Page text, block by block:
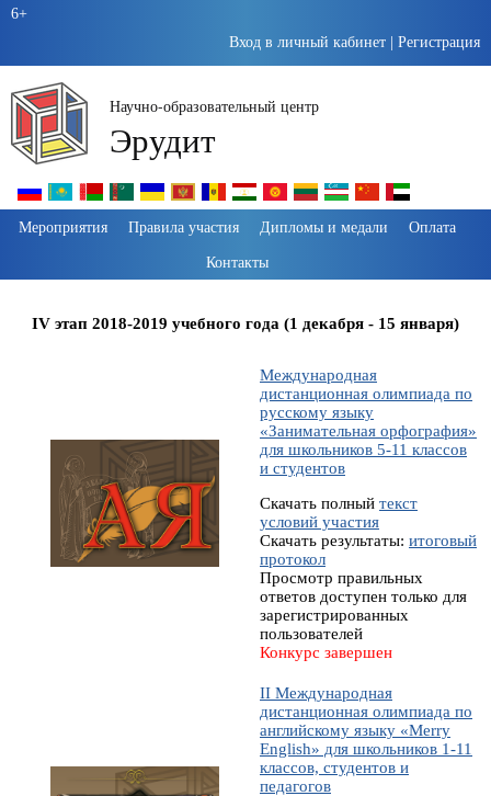
6+
Вход в личный кабинет
Регистрация
Научно-образовательный центр
Эрудит
Пропустить
навигацию
Мероприятия Правила участия Дипломы и медали
Оплата
Контакты
IV этап 2018-2019 учебного года (1 декабря - 15 января)
Международная
дистанционная олимпиада по
русскому языку
«Занимательная орфография»
для школьников 5-11 классов
и студентов
Скачать полный текст
условий участия
Скачать результаты: итоговый
протокол
Просмотр правильных
ответов доступен только для
зарегистрированных
пользователей
Конкурс завершен
II Международная
дистанционная олимпиада по
английскому языку «Merry
English» для школьников 1-11
классов, студентов и
педагогов